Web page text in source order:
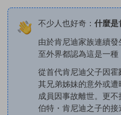
不少人也好奇： 什麼是
由於肯尼迪家族連續
至外界都認為這是一種
從首代肯尼迪父子因
其兄弟姊妹的意外或
成員因事故離世。更
伯特・肯尼迪之子的接